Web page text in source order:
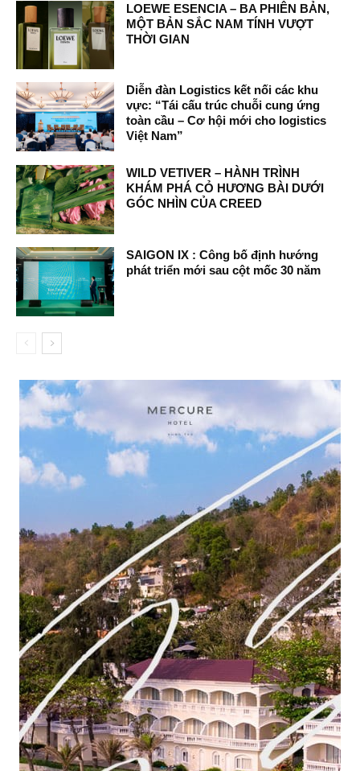
LOEWE ESENCIA – BA PHIÊN BẢN,
MỘT BẢN SẮC NAM TÍNH VƯỢT
THỜI GIAN
Diễn đàn Logistics kết nối các khu
vực: “Tái cấu trúc chuỗi cung ứng
toàn cầu – Cơ hội mới cho logistics
Việt Nam”
WILD VETIVER – HÀNH TRÌNH
KHÁM PHÁ CỎ HƯƠNG BÀI DƯỚI
GÓC NHÌN CỦA CREED
SAIGON IX : Công bố định hướng
phát triển mới sau cột mốc 30 năm